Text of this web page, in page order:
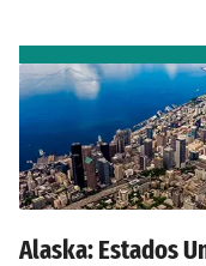
Alaska: Estados